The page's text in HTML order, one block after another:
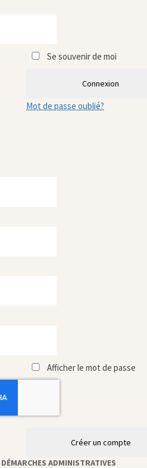
Se souvenir de moi
Connexion
Mot de passe oublié?
Afficher le mot de passe
Créer un compte
ADMINISTRATIVES